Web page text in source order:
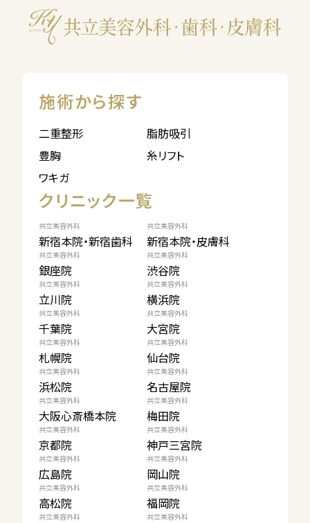
施術から探す
二重整形
脂肪吸引
豊胸
糸リフト
ワキガ
クリニック一覧
共立美容外科
新宿本院・新宿歯科
共立美容外科
新宿本院・皮膚科
共立美容外科
銀座院
共立美容外科
渋谷院
共立美容外科
立川院
共立美容外科
横浜院
共立美容外科
千葉院
共立美容外科
大宮院
共立美容外科
札幌院
共立美容外科
仙台院
共立美容外科
浜松院
共立美容外科
名古屋院
共立美容外科
大阪心斎橋本院
共立美容外科
梅田院
共立美容外科
京都院
共立美容外科
神戸三宮院
共立美容外科
広島院
共立美容外科
岡山院
共立美容外科
高松院
共立美容外科
福岡院
共立美容外科 共立美容外科